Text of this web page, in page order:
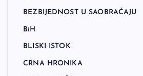
BEZBIJEDNOST U SAOBRAĆAJU
BiH
BLISKI ISTOK
CRNA HRONIKA